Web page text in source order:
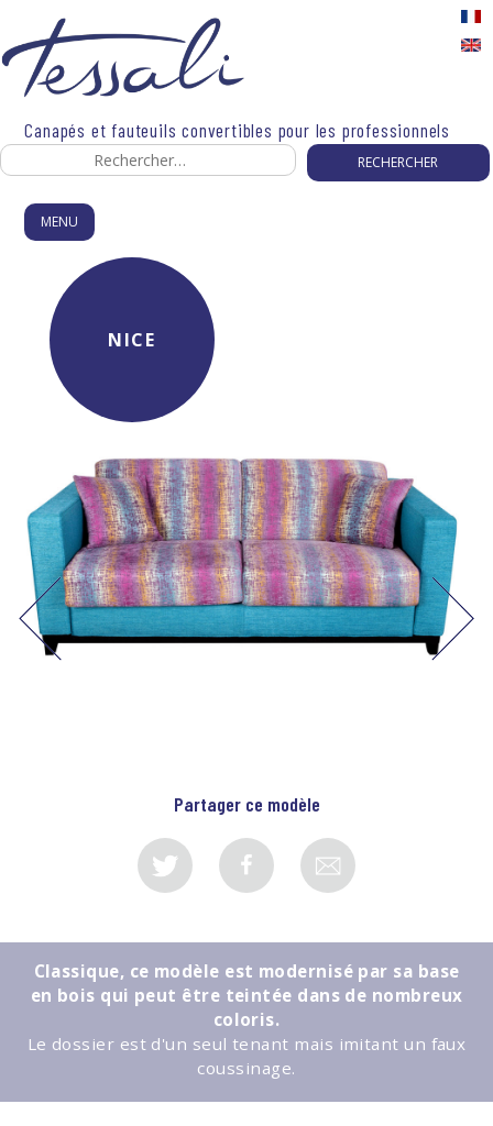
content
Canapés et fauteuils convertibles pour les professionnels
Rechercher :
MENU
NICE
Partager ce modèle
Classique, ce modèle est modernisé par sa base
en bois qui peut être teintée dans de nombreux
coloris.
Le dossier est d'un seul tenant mais imitant un faux
coussinage.